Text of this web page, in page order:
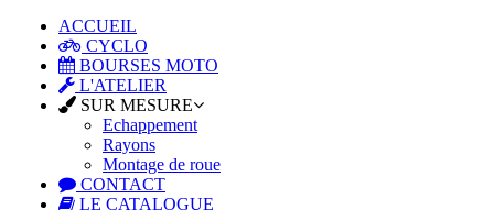
ACCUEIL
CYCLO
BOURSES MOTO
L'ATELIER
SUR MESURE
Echappement
Rayons
Montage de roue
CONTACT
LE CATALOGUE